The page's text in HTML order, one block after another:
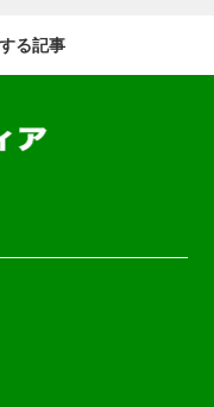
る記事